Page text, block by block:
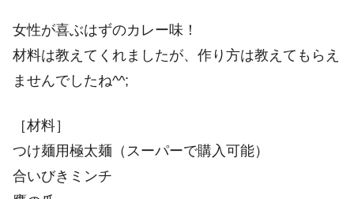
女性が喜ぶはずのカレー味！
材料は教えてくれましたが、作り方は教えてもらえ
ませんでしたね^^;
［材料］
つけ麺用極太麺（スーパーで購入可能）
合いびきミンチ